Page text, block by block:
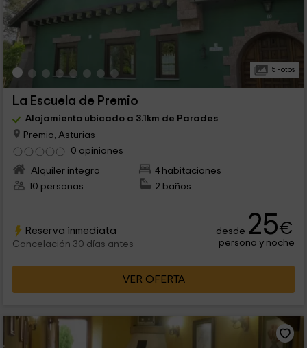
15 Fotos
La Escuela de Premio
Alojamiento ubicado a 3.1km de Parades
Premio, Asturias
0 opiniones
Alquiler íntegro
4 habitaciones
10 personas
2 baños
Reserva inmediata
Cancelación 30 días antes
desde 25€
persona y noche
VER OFERTA